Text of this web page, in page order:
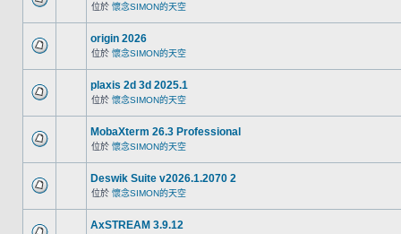
位於 懷念SIMON的天空
origin 2026
位於 懷念SIMON的天空
plaxis 2d 3d 2025.1
位於 懷念SIMON的天空
MobaXterm 26.3 Professional
位於 懷念SIMON的天空
Deswik Suite v2026.1.2070 2
位於 懷念SIMON的天空
AxSTREAM 3.9.12